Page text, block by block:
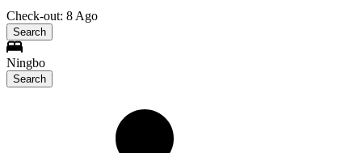
Check-out: 8 Ago
Search
Ningbo
Search